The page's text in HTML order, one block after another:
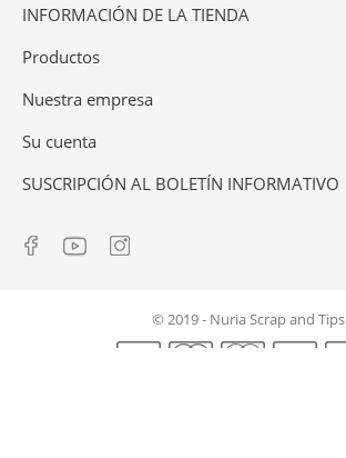
INFORMACIÓN DE LA TIENDA
Productos
Nuestra empresa
Su cuenta
SUSCRIPCIÓN AL BOLETÍN INFORMATIVO
© 2019 - Nuria Scrap and Tips